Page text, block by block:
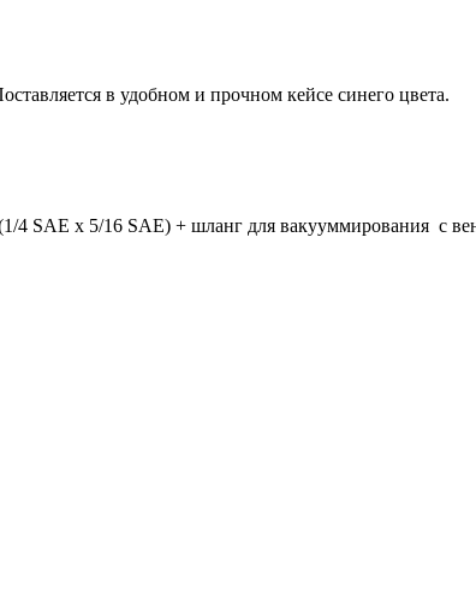
в удобном и прочном кейсе синего цвета.
SAE x 5/16 SAE) + шланг для вакууммирования с